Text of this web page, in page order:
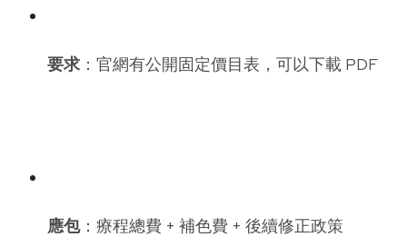
要求 ：官網有公開固定價目表，可以下載 PDF
應包：療程總費 + 補色費 + 後續修正政策